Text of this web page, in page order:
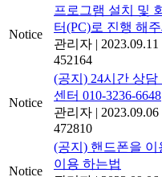
Notice
프로그램 설치 및
터(PC)로 진행 해
관리자 | 2023.09.11
452164
Notice
(공지) 24시간 상
센터 010-3236-6648
관리자 | 2023.09.06
472810
Notice
(공지) 핸드폰을 이
이용 하는법